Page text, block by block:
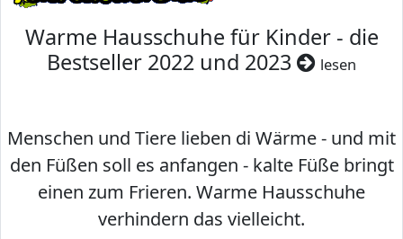
Warme Hausschuhe für Kinder - die
Bestseller 2022 und 2023
lesen
Menschen und Tiere lieben di Wärme - und mit
den Füßen soll es anfangen - kalte Füße bringt
einen zum Frieren. Warme Hausschuhe
verhindern das vielleicht.